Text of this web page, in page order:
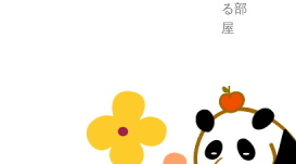
る部
屋